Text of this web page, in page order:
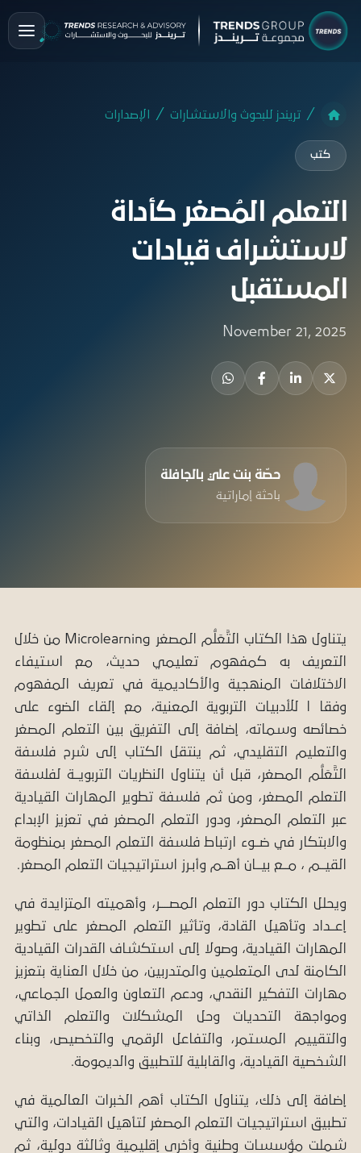
تريندز للبحوث والاستشارات الإصدارات
كتب
التعلم المُصغر كأداة
لاستشراف قيادات
المستقبل
November 21, 2025
حصّة بنت علي بالجافلة
باحثة إماراتية
يتناول هذا الكتاب التَّعَلُّم المصغر Microlearning من خلال
التعريف به كمفهوم تعليمي حديث، مع استيفاء
الاختلافات المنهجية والأكاديمية في تعريف المفهوم
وفقا ا للأدبيات التربوية المعنية، مع إلقاء الضوء على
خصائصه وسماته، إضافة إلى التفريق بين التعلم المصغر
والتعليم التقليدي، ثم ينتقل الكتاب إلى شرح فلسفة
التَّعَلُّم المصغر، قبل أن يتناول النظريات التربويــة لفلسفة
التعلم المصغر، ومن ثم فلسفة تطوير المهارات القيادية
عبر التعلم المصغر، ودور التعلم المصغر في تعزيز الإبداع
والابتكار في ضــوء ارتباط فلسفة التعلم المصغر بمنظومة
القيــم ، مــع بيــان أهــم وأبـرز استراتيجيات التعلم المصغر.
ويحلل الكتاب دور التعلم المصــــر، وأهميته المتزايدة في
إعــداد وتأهيل القادة، وتأثير التعلم المصغر على تطوير
المهارات القيادية، وصولا إلى استكشاف القدرات القيادية
الكامنة لدى المتعلمين والمتدربين، من خلال العناية بتعزيز
مهارات التفكير النقدي، ودعم التعاون والعمل الجماعي،
ومواجهة التحديات وحل المشكلات والتعلم الذاتي
والتقييم المستمر، والتفاعل الرقمي والتخصيص، وبناء
الشخصية القيادية، والقابلية للتطبيق والديمومة.
إضافة إلى ذلك، يتناول الكتاب أهم الخبرات العالمية في
تطبيق استراتيجيات التعلم المصغر لتأهيل القيادات، والتي
شملت مؤسسات وطنية وأخرى إقليمية وثالثة دولية، ثم